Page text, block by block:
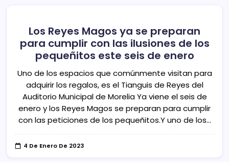
Los Reyes Magos ya se preparan
para cumplir con las ilusiones de los
pequeñitos este seis de enero
Uno de los espacios que comúnmente visitan para
adquirir los regalos, es el Tianguis de Reyes del
Auditorio Municipal de Morelia Ya viene el seis de
enero y los Reyes Magos se preparan para cumplir
con las peticiones de los pequeñitos.Y uno de los…
4 De Enero De 2023